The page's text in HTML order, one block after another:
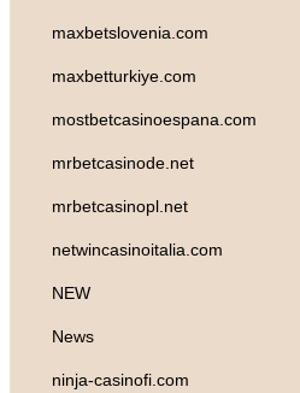
maxbetslovenia.com
maxbetturkiye.com
mostbetcasinoespana.com
mrbetcasinode.net
mrbetcasinopl.net
netwincasinoitalia.com
NEW
News
ninja-casinofi.com